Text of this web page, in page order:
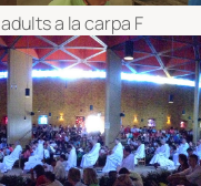
a la carpa F